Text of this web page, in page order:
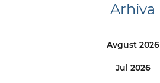
Arhiva
Avgust 2026
Jul 2026